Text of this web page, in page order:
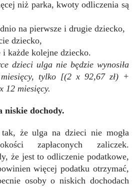
niż parka, kwoty odliczenia są
na pierwsze i drugie dziecko,
dziecko,
i każde kolejne dziecko.
dzieci ulga nie będzie wynosiła
tylko [(2 x 92,67 zł) +
12 miesięcy.
niskie dochody.
że ulga na dzieci nie mogła
zapłaconych zaliczek.
że jest to odliczenie podatkowe,
więcej podatku otrzymać,
osoby o niskich dochodach